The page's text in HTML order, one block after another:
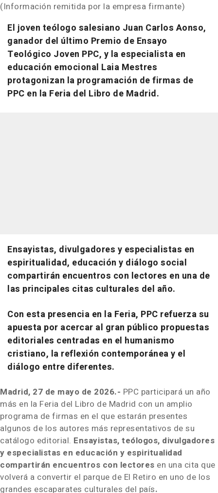
(Información remitida por la empresa firmante)
El joven teólogo salesiano Juan Carlos Aonso,
ganador del último Premio de Ensayo
Teológico Joven PPC, y la especialista en
educación emocional Laia Mestres
protagonizan la programación de firmas de
PPC en la Feria del Libro de Madrid.
Ensayistas, divulgadores y especialistas en
espiritualidad, educación y diálogo social
compartirán encuentros con lectores en una de
las principales citas culturales del año.
Con esta presencia en la Feria, PPC refuerza su
apuesta por acercar al gran público propuestas
editoriales centradas en el humanismo
cristiano, la reflexión contemporánea y el
diálogo entre diferentes.
Madrid, 27 de mayo de 2026.- PPC participará un año
más en la Feria del Libro de Madrid con un amplio
programa de firmas en el que estarán presentes
algunos de los autores más representativos de su
catálogo editorial. Ensayistas, teólogos, divulgadores
y especialistas en educación y espiritualidad
compartirán encuentros con lectores en una cita que
volverá a convertir el parque de El Retiro en uno de los
grandes escaparates culturales del país.